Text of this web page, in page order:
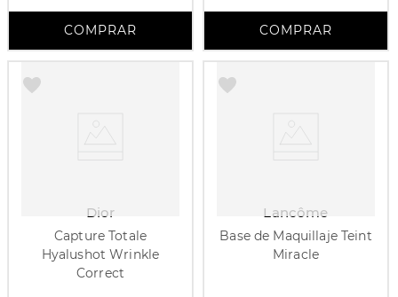
15 ml
Dior
Capture Totale
Hyalushot Wrinkle
Correct
Lancôme
Base de Maquillaje Teint
Miracle